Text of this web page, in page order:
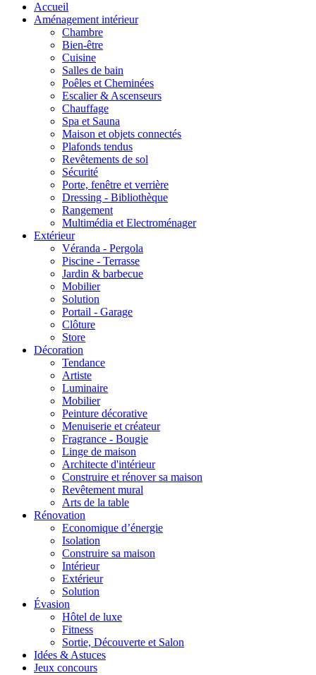
Accueil
Aménagement intérieur
Chambre
Bien-être
Cuisine
Salles de bain
Poêles et Cheminées
Escalier & Ascenseurs
Chauffage
Spa et Sauna
Maison et objets connectés
Plafonds tendus
Revêtements de sol
Sécurité
Porte, fenêtre et verrière
Dressing - Bibliothèque
Rangement
Multimédia et Electroménager
Extérieur
Véranda - Pergola
Piscine - Terrasse
Jardin & barbecue
Mobilier
Solution
Portail - Garage
Clôture
Store
Décoration
Tendance
Artiste
Luminaire
Mobilier
Peinture décorative
Menuiserie et créateur
Fragrance - Bougie
Linge de maison
Architecte d'intérieur
Construire et rénover sa maison
Revêtement mural
Arts de la table
Rénovation
Economique d’énergie
Isolation
Construire sa maison
Intérieur
Extérieur
Solution
Évasion
Hôtel de luxe
Fitness
Sortie, Découverte et Salon
Idées & Astuces
Jeux concours